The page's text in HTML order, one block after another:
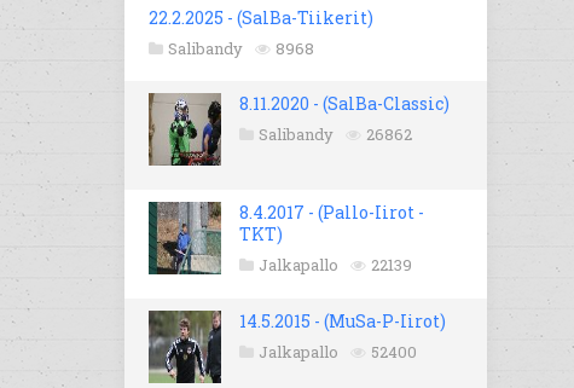
22.2.2025 - (SalBa-Tiikerit)
Salibandy 8968
8.11.2020 - (SalBa-Classic)
Salibandy 26862
8.4.2017 - (Pallo-Iirot -
TKT)
Jalkapallo 22139
14.5.2015 - (MuSa-P-Iirot)
Jalkapallo 52400